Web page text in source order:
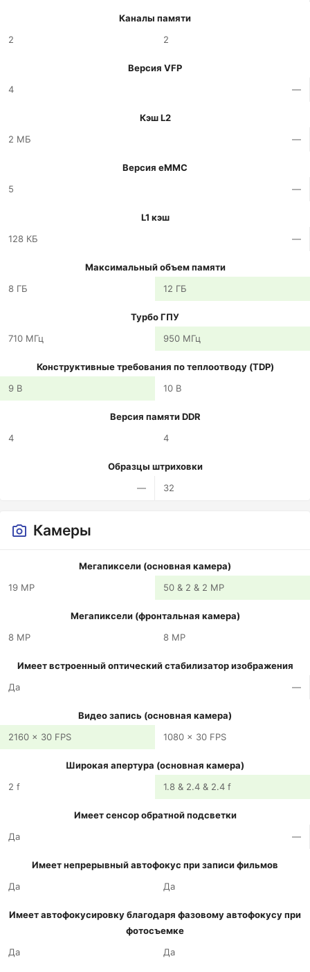
Каналы памяти
2
2
Версия VFP
4
—
Кэш L2
2 МБ
—
Версия eMMC
5
—
L1 кэш
128 КБ
—
Максимальный объем памяти
8 ГБ
12 ГБ
Турбо ГПУ
710 МГц
950 МГц
Конструктивные требования по теплоотводу (TDP)
9 В
10 В
Версия памяти DDR
4
4
Образцы штриховки
—
32
Камеры
Мегапиксели (основная камера)
19 MP
50 & 2 & 2 MP
Мегапиксели (фронтальная камера)
8 MP
8 MP
Имеет встроенный оптический стабилизатор изображения
Да
—
Видео запись (основная камера)
2160 x 30 FPS
1080 x 30 FPS
Широкая апертура (основная камера)
2 f
1.8 & 2.4 & 2.4 f
Имеет сенсор обратной подсветки
Да
—
Имеет непрерывный автофокус при записи фильмов
Да
Да
Имеет автофокусировку благодаря фазовому автофокусу при
фотосъемке
Да
Да